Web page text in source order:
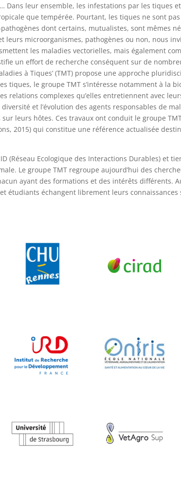
Dans leur ensemble, les infestations par les tiques
que tempérée. Pourtant, les tiques ne sont
dont certains, mutualistes, sont mêmes
microorganismes, pathogènes ou non, nous
les maladies vectorielles, mais également
un effort de recherche conséquent sur de
à Tiques’ (TMT) propose une approche
le groupe TMT s’intéresse notamment à la
relations complexes qu’elles entretiennent avec
et l’évolution des agents responsables de
leurs hôtes. Ces travaux ont conduit le groupe
2015) qui constitue une référence actualisée
(Réseau Ecologique des Interactions Durables) et
Le groupe TMT regroupe aujourd’hui des
ayant des formations et des intérêts différents.
étudiants échangent librement leurs